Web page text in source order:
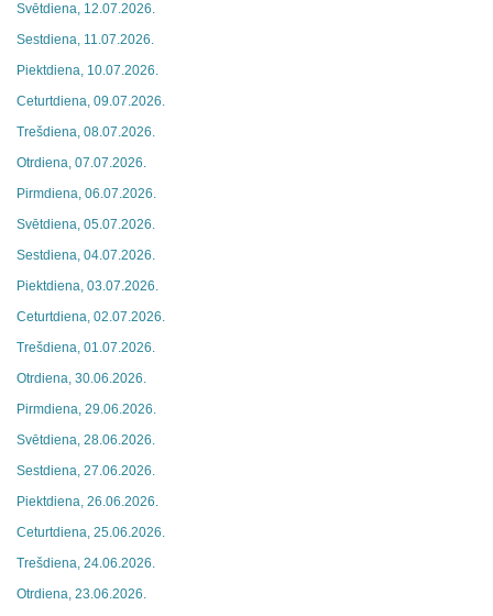
Svētdiena, 12.07.2026.
Sestdiena, 11.07.2026.
Piektdiena, 10.07.2026.
Ceturtdiena, 09.07.2026.
Trešdiena, 08.07.2026.
Otrdiena, 07.07.2026.
Pirmdiena, 06.07.2026.
Svētdiena, 05.07.2026.
Sestdiena, 04.07.2026.
Piektdiena, 03.07.2026.
Ceturtdiena, 02.07.2026.
Trešdiena, 01.07.2026.
Otrdiena, 30.06.2026.
Pirmdiena, 29.06.2026.
Svētdiena, 28.06.2026.
Sestdiena, 27.06.2026.
Piektdiena, 26.06.2026.
Ceturtdiena, 25.06.2026.
Trešdiena, 24.06.2026.
Otrdiena, 23.06.2026.